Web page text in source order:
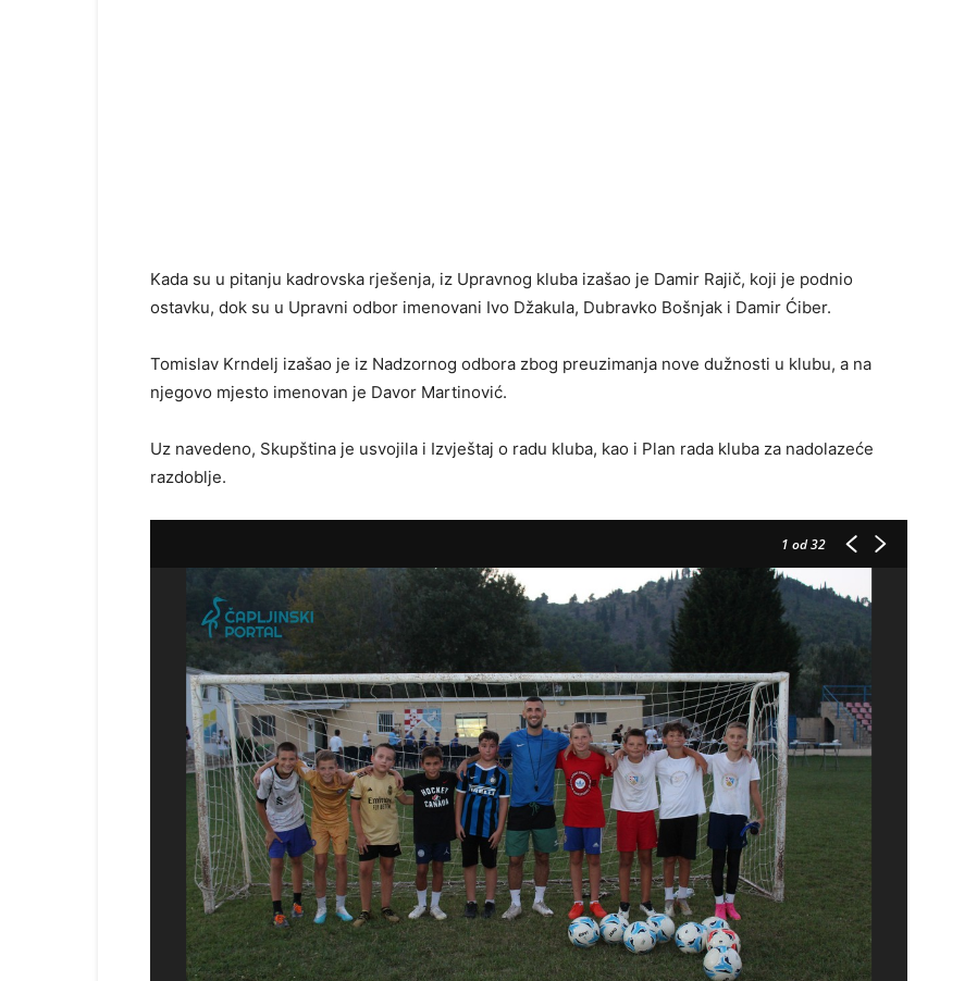
Kada su u pitanju kadrovska rješenja, iz Upravnog kluba izašao je Damir Rajič, koji je podnio
ostavku, dok su u Upravni odbor imenovani Ivo Džakula, Dubravko Bošnjak i Damir Ćiber.
Tomislav Krndelj izašao je iz Nadzornog odbora zbog preuzimanja nove dužnosti u klubu, a na
njegovo mjesto imenovan je Davor Martinović.
Uz navedeno, Skupština je usvojila i Izvještaj o radu kluba, kao i Plan rada kluba za nadolazeće
razdoblje.
1 od 32